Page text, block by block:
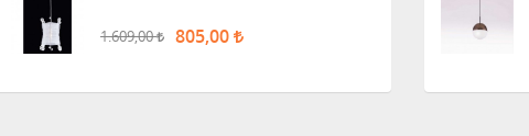
1.609,00 805,00